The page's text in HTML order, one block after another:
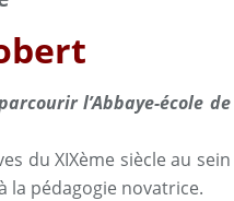
l’Abbaye-école de
du XIXème siècle au sein
la pédagogie novatrice.